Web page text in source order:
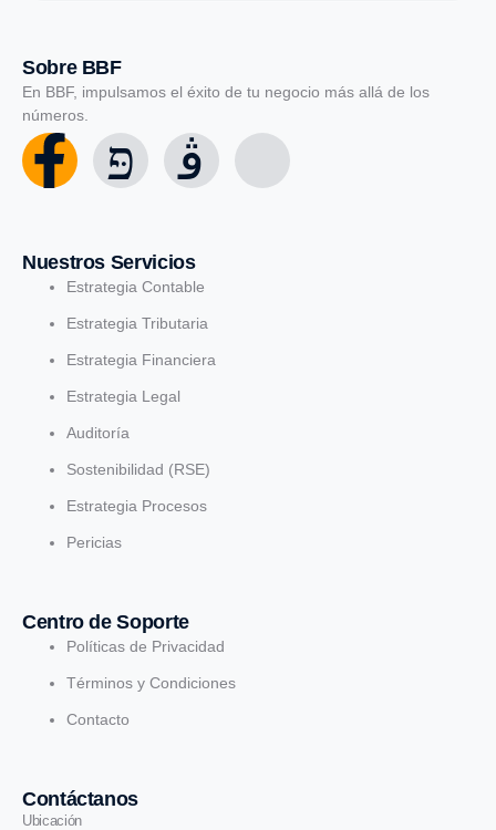
Sobre BBF
En BBF, impulsamos el éxito de tu negocio más allá de los
números.
Nuestros Servicios
Estrategia Contable
Estrategia Tributaria
Estrategia Financiera
Estrategia Legal
Auditoría
Sostenibilidad (RSE)
Estrategia Procesos
Pericias
Centro de Soporte
Políticas de Privacidad
Términos y Condiciones
Contacto
Contáctanos
Ubicación